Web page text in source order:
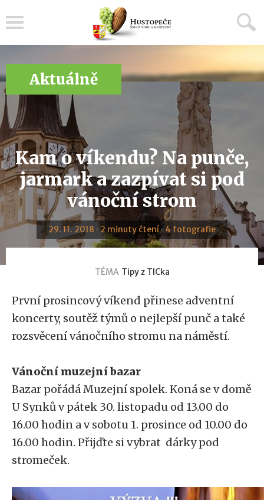
Aktuálně
Kam o víkendu? Na punče,
jarmark a zazpívat si pod
vánoční strom
29. 11. 2018 · 2 minuty čtení · 4 fotografie
TÉMA Tipy z TICka
První prosincový víkend přinese adventní
koncerty, soutěž týmů o nejlepší punč a také
rozsvěcení vánočního stromu na náměstí.
Vánoční muzejní bazar
Bazar pořádá Muzejní spolek. Koná se v domě
U Synků v pátek 30. listopadu od 13.00 do
16.00 hodin a v sobotu 1. prosince od 10.00 do
16.00 hodin. Přijďte si vybrat dárky pod
stromeček.